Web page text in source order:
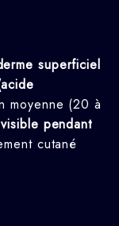
superficiel
moyenne (20 à
pendant
cutané